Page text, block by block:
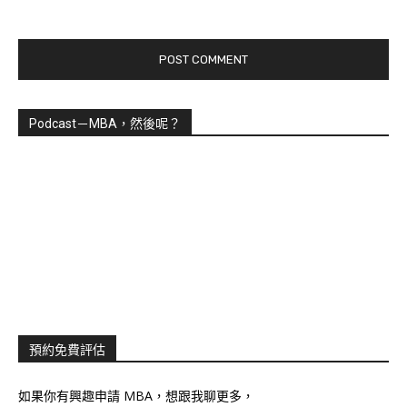
Podcast－MBA，然後呢？
預約免費評估
如果你有興趣申請 MBA，想跟我聊更多，